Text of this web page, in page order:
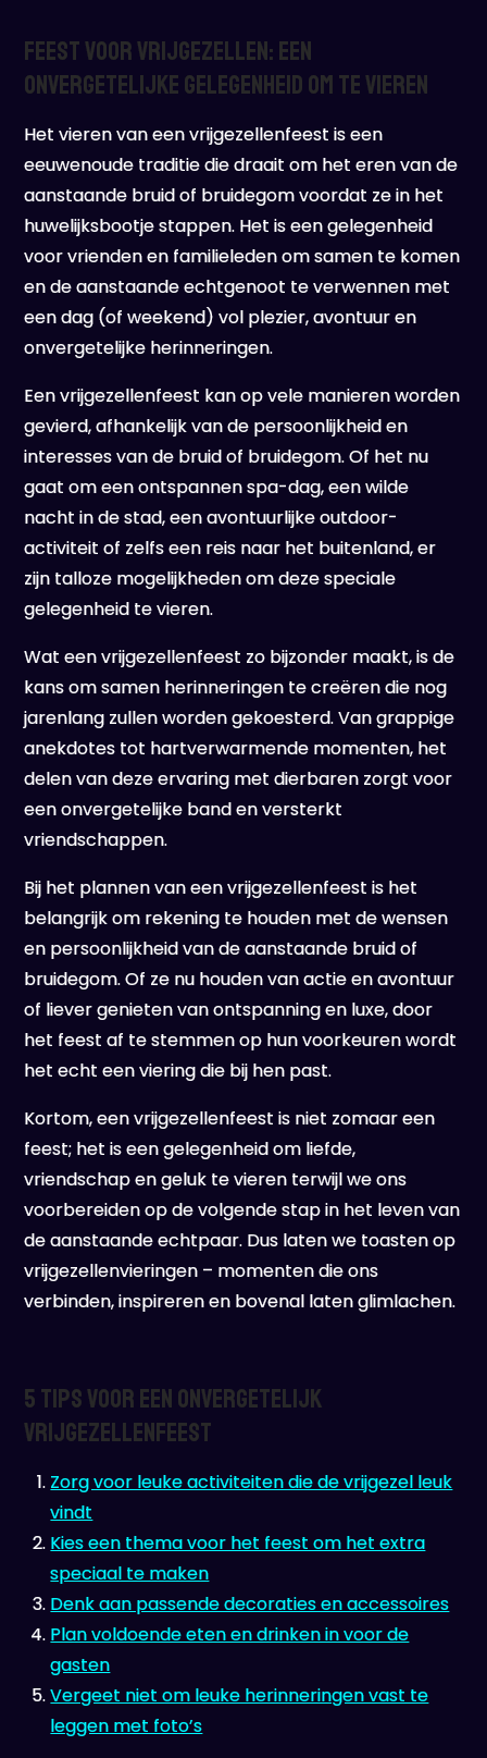
Feest voor Vrijgezellen: Een
Onvergetelijke Gelegenheid om te Vieren
Het vieren van een vrijgezellenfeest is een
eeuwenoude traditie die draait om het eren van de
aanstaande bruid of bruidegom voordat ze in het
huwelijksbootje stappen. Het is een gelegenheid
voor vrienden en familieleden om samen te komen
en de aanstaande echtgenoot te verwennen met
een dag (of weekend) vol plezier, avontuur en
onvergetelijke herinneringen.
Een vrijgezellenfeest kan op vele manieren worden
gevierd, afhankelijk van de persoonlijkheid en
interesses van de bruid of bruidegom. Of het nu
gaat om een ​​ontspannen spa-dag, een wilde
nacht in de stad, een avontuurlijke outdoor-
activiteit of zelfs een reis naar het buitenland, er
zijn talloze mogelijkheden om deze speciale
gelegenheid te vieren.
Wat een vrijgezellenfeest zo bijzonder maakt, is de
kans om samen herinneringen te creëren die nog
jarenlang zullen worden gekoesterd. Van grappige
anekdotes tot hartverwarmende momenten, het
delen van deze ervaring met dierbaren zorgt voor
een onvergetelijke band en versterkt
vriendschappen.
Bij het plannen van een vrijgezellenfeest is het
belangrijk om rekening te houden met de wensen
en persoonlijkheid van de aanstaande bruid of
bruidegom. Of ze nu houden van actie en avontuur
of liever genieten van ontspanning en luxe, door
het feest af te stemmen op hun voorkeuren wordt
het echt een viering die bij hen past.
Kortom, een vrijgezellenfeest is niet zomaar een
feest; het is een gelegenheid om liefde,
vriendschap en geluk te vieren terwijl we ons
voorbereiden op de volgende stap in het leven van
de aanstaande echtpaar. Dus laten we toasten op
vrijgezellenvieringen – momenten die ons
verbinden, inspireren en bovenal laten glimlachen.
5 Tips voor een Onvergetelijk
Vrijgezellenfeest
Zorg voor leuke activiteiten die de vrijgezel leuk
vindt
Kies een thema voor het feest om het extra
speciaal te maken
Denk aan passende decoraties en accessoires
Plan voldoende eten en drinken in voor de
gasten
Vergeet niet om leuke herinneringen vast te
leggen met foto’s